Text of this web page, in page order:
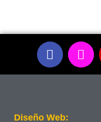
Diseño Web: